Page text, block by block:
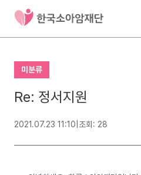
미분류
Re: 정서지원
2021.07.23 11:10 조회: 28